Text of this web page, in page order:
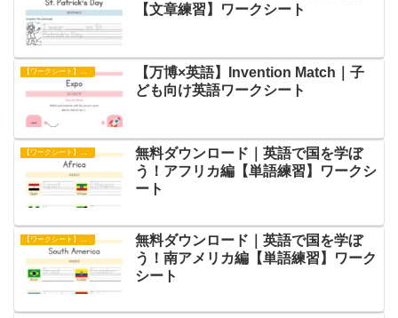
【文章練習】ワークシート
【万博×英語】Invention Match｜子
ども向け英語ワークシート
【ワークシート】単語練習
無料ダウンロード｜英語で国を学ぼ
う！アフリカ編【単語練習】ワークシ
ート
無料ダウンロード｜英語で国を学ぼ
う！南アメリカ編【単語練習】ワーク
シート